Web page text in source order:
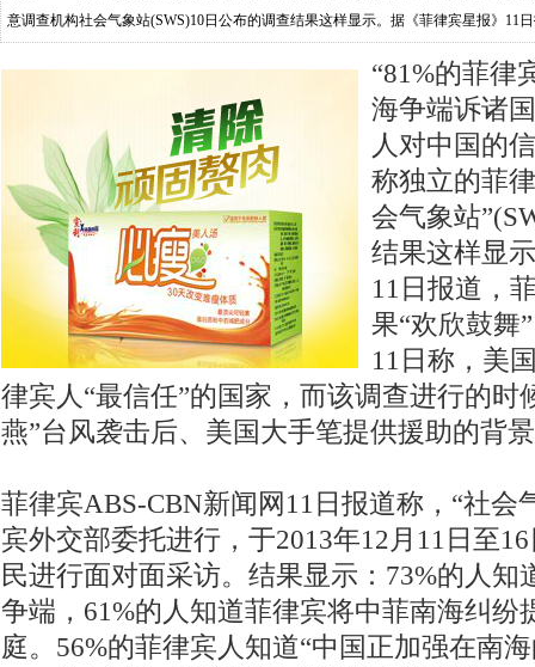
意调查机构社会气象站(SWS)10日公布的调查结果这样显示。据《菲律宾星报》11
“81%的菲律
海争端诉诸
人对中国的
称独立的菲
会气象站
结果这样显
11日报道，
果“欢欣鼓舞
11日称，美
律宾人“最信任”的国家，而该调查进行的时
燕”台风袭击后、美国大手笔提供援助的背
菲律宾ABS-CBN新闻网11日报道称，“社会
宾外交部委托进行，于2013年12月11日至
民进行面对面采访。结果显示：73%的人知
争端，61%的人知道菲律宾将中菲南海纠纷
庭。56%的菲律宾人知道“中国正加强在南